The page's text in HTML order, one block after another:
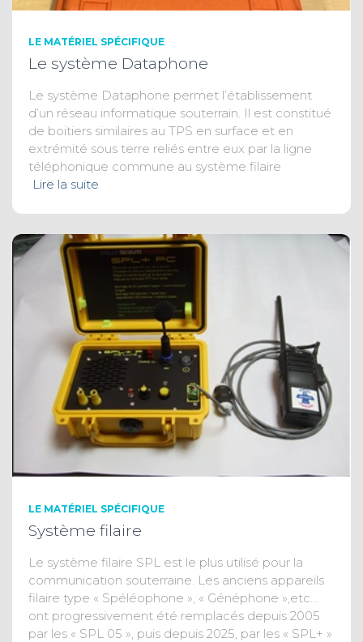
LE MATÉRIEL SPÉCIFIQUE
Le système Dataphone
Le système Dataphone permet l’établissement
d’un réseau informatique souterrain. Il est constitué
de boitiers similaires au TPS en surface et en
extrémité sous terre reliés entre eux par la ligne
téléphonique commune au système filaire
Lire la suite
LE MATÉRIEL SPÉCIFIQUE
Système filaire
Le système filaire SPL est le plus utilisé pour la
communication souterraine. Les anciens appareils
filaire type « Spéléophone », « Généphone »,etc…
ont progressivement été remplacés depuis 2005
par les « SPL 05 », puis depuis 2025, par les « SPL+ »